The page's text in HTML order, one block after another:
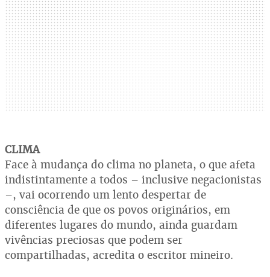
CLIMA
Face à mudança do clima no planeta, o que afeta
indistintamente a todos – inclusive negacionistas
–, vai ocorrendo um lento despertar de
consciência de que os povos originários, em
diferentes lugares do mundo, ainda guardam
vivências preciosas que podem ser
compartilhadas, acredita o escritor mineiro.